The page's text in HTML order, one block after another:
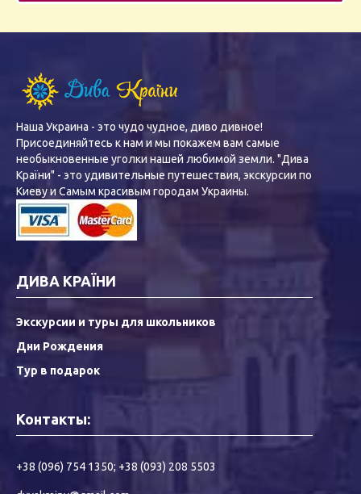
Наша Украина - это чудо чудное, диво дивное!
Присоединяйтесь к нам и мы покажем вам самые
необыкновенные уголки нашей любимой земли. "Дива
Країни" - это удивительные путешествия, экскурсии по
Киеву и Самым красивым городам Украины.
ДИВА КРАЇНИ
Экскурсии и туры для школьников
Дни Рождения
Тур в подарок
Контакты:
+38 (096) 754 1350; +38 (093) 208 5503